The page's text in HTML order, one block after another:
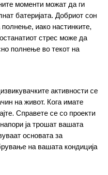
моменти можат да ги
батеријата. Добриот сон
иако настинките,
стрес може да
полнење во текот на
активности се
на живот. Кога имате
Справете се со проекти
ја трошат вашата
основата за
на вашата кондиција